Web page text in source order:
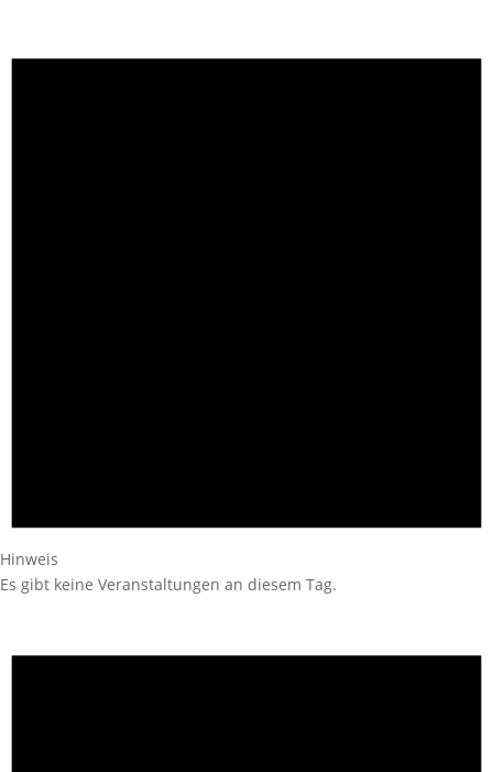
Hinweis
Es gibt keine Veranstaltungen an diesem Tag.